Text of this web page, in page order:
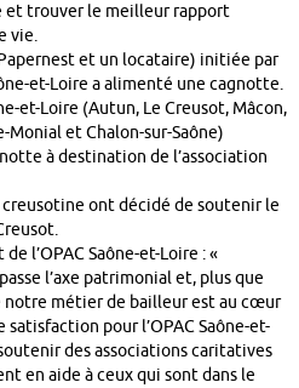
et trouver le meilleur rapport
vie.
et un locataire) initiée par
et-Loire a alimenté une cagnotte.
et-Loire (Autun, Le Creusot, Mâcon,
et Chalon-sur-Saône)
à destination de l’association
creusotine ont décidé de soutenir le
l’OPAC Saône-et-Loire : «
l’axe patrimonial et, plus que
notre métier de bailleur est au cœur
satisfaction pour l’OPAC Saône-et-
des associations caritatives
en aide à ceux qui sont dans le